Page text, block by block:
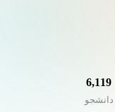
6,119
دانشجو